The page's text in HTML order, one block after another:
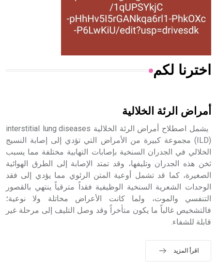
- هل تعلم أن المرجان إفراز حيواني يتكون في البحر ويتركب
من مادة كربونات الكلسيوم، وهو أحمر أو شديد الحمرة وهو
أجود أنواعه، ويمتاز بكبر الحجم ويسمى الش
هل تعلم أن الأبسيد كلمة فرنسية اللفظ تم اعتمادها مصطلحاً
- هل تعلم أن أبجر Abgar اسم معروف جيداً يعود إلى عدد من
الملوك الذين حكموا مدينة إديسا (الرها) من أبجر الأول وحتى
التاسع، وهم ينتسبون إلى أسرة أوسروين
حيث تقتصر القيمة الصوتية للعلامة الك
اخترنا لكم
أمراض الرئة الخلالية
يشمل اصطلاح أمراض الرئة الخلالية interstitial lung diseases
(ILD) مجموعة كبيرة من الأمراض التي تؤدي إلى إصابة النسيج
الخلالي في الجدران السنخية بإصابات التهابية مختلفة مما يسبب
ثخن هذه الجدران وتليفها، وقد تمتد الإصابة إلى الطرق الهوائية
الصغيرة، كما قد تشمل أوعية المتن الرئوي مما يؤدي إلى فقد
الوحدات الشعرية السنخية الوظيفية فقداً مترقياً ينتهي بالقصور
التنفسي والموت، ولما كانت الأعراض مخاتلة ولا نوعية؛
فالتشخيص غالباً ما يكون متأخراً وقد وصل التليف إلى مرحلة غير
قابلة للشفاء.
اقرأ المزيد